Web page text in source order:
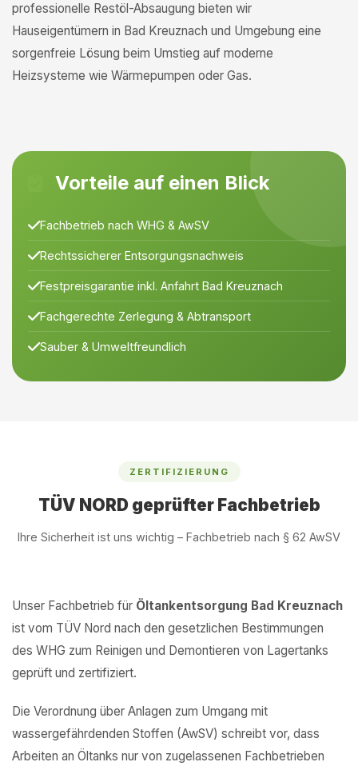
professionelle Restöl-Absaugung bieten wir
Hauseigentümern in Bad Kreuznach und Umgebung eine
sorgenfreie Lösung beim Umstieg auf moderne
Heizsysteme wie Wärmepumpen oder Gas.
Vorteile auf einen Blick
Fachbetrieb nach WHG & AwSV
Rechtssicherer Entsorgungsnachweis
Festpreisgarantie inkl. Anfahrt Bad Kreuznach
Fachgerechte Zerlegung & Abtransport
Sauber & Umweltfreundlich
ZERTIFIZIERUNG
TÜV NORD geprüfter Fachbetrieb
Ihre Sicherheit ist uns wichtig – Fachbetrieb nach § 62 AwSV
Unser Fachbetrieb für Öltankentsorgung Bad Kreuznach
ist vom TÜV Nord nach den gesetzlichen Bestimmungen
des WHG zum Reinigen und Demontieren von Lagertanks
geprüft und zertifiziert.
Die Verordnung über Anlagen zum Umgang mit
wassergefährdenden Stoffen (AwSV) schreibt vor, dass
Arbeiten an Öltanks nur von zugelassenen Fachbetrieben